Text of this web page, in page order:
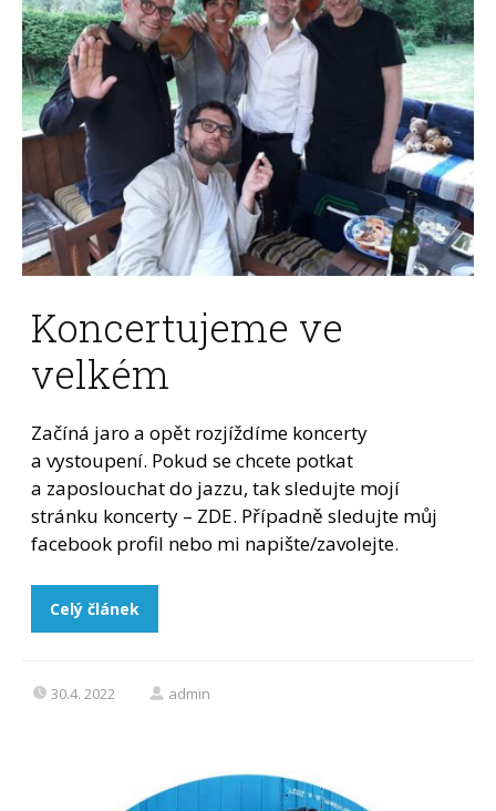
Koncertujeme ve
velkém
Začíná jaro a opět rozjíždíme koncerty
a vystoupení. Pokud se chcete potkat
a zaposlouchat do jazzu, tak sledujte mojí
stránku koncerty – ZDE. Případně sledujte můj
facebook profil nebo mi napište/zavolejte.
Celý článek
30.4. 2022 admin